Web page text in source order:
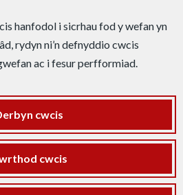
hanfodol i sicrhau fod y wefan yn
rydyn ni’n defnyddio cwcis
ac i fesur perfformiad.
cwcis
cwcis